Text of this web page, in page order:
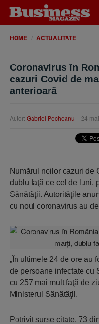
HOME ACTUALITATE
Coronavirus în
cazuri Covid de
anterioară
Autor: Gabriel Pecheanu 24
Numărul noilor cazuri de
dublu faţă de cel de luni,
Sănătăţii. Autorităţile
cu noul coronavirus au
„În ultimele 24 de ore au
de persoane infectate cu
cu 257 mai mult faţă de
Ministerul Sănătăţii.
Potrivit surse citate, 73